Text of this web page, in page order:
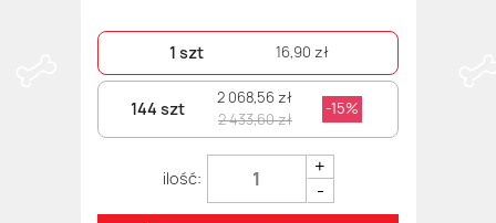
1 szt 16,90 zł
144 szt
2 068,56 zł
2 433,60 zł
-15%
+
-